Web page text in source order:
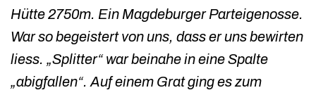
Hütte 2750m. Ein Magdeburger Parteigenosse.
War so begeistert von uns, dass er uns bewirten
liess. „Splitter“ war beinahe in eine Spalte
„abigfallen“. Auf einem Grat ging es zum